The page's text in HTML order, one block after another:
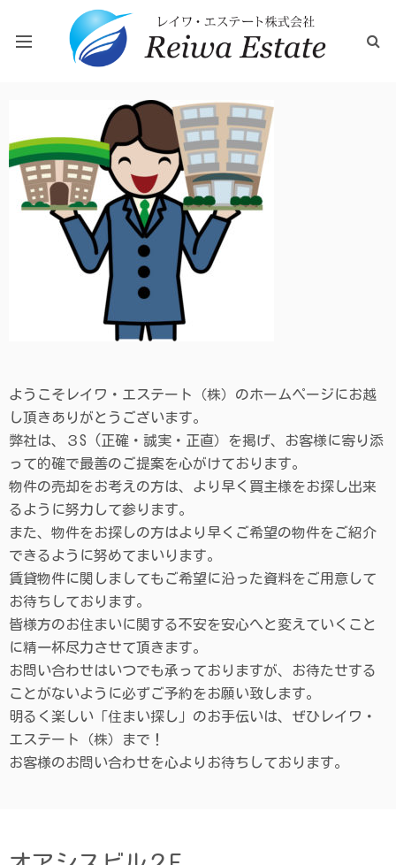
ります。
お問い合わせ
会社概要
ようこそレイワ・エステート（株）のホームページにお越
し頂きありがとうございます。
弊社は、３S (正確・誠実・正直）を掲げ、お客様に寄り添
って的確で最善のご提案を心がけております。
物件の売却をお考えの方は、より早く買主様をお探し出来
るように努力して参ります。
また、物件をお探しの方はより早くご希望の物件をご紹介
できるように努めてまいります。
賃貸物件に関しましてもご希望に沿った資料をご用意して
お待ちしております。
皆様方のお住まいに関する不安を安心へと変えていくこと
に精一杯尽力させて頂きます。
お問い合わせはいつでも承っておりますが、お待たせする
ことがないように必ずご予約をお願い致します。
明るく楽しい「住まい探し」のお手伝いは、ぜひレイワ・
エステート（株）まで！
お客様のお問い合わせを心よりお待ちしております。